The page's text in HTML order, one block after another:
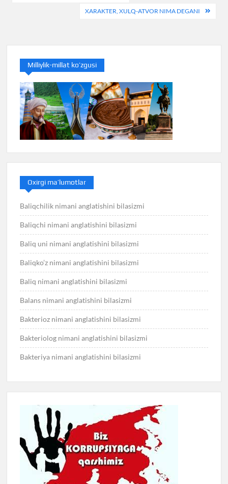
XARAKTER, XULQ-ATVOR NIMA DEGANI
Milliylik-millat ko’zgusi
Oxirgi ma’lumotlar
Baliqchilik nimani anglatishini bilasizmi
Baliqchi nimani anglatishini bilasizmi
Baliq uni nimani anglatishini bilasizmi
Baliqko’z nimani anglatishini bilasizmi
Baliq nimani anglatishini bilasizmi
Balans nimani anglatishini bilasizmi
Bakterioz nimani anglatishini bilasizmi
Bakteriolog nimani anglatishini bilasizmi
Bakteriya nimani anglatishini bilasizmi